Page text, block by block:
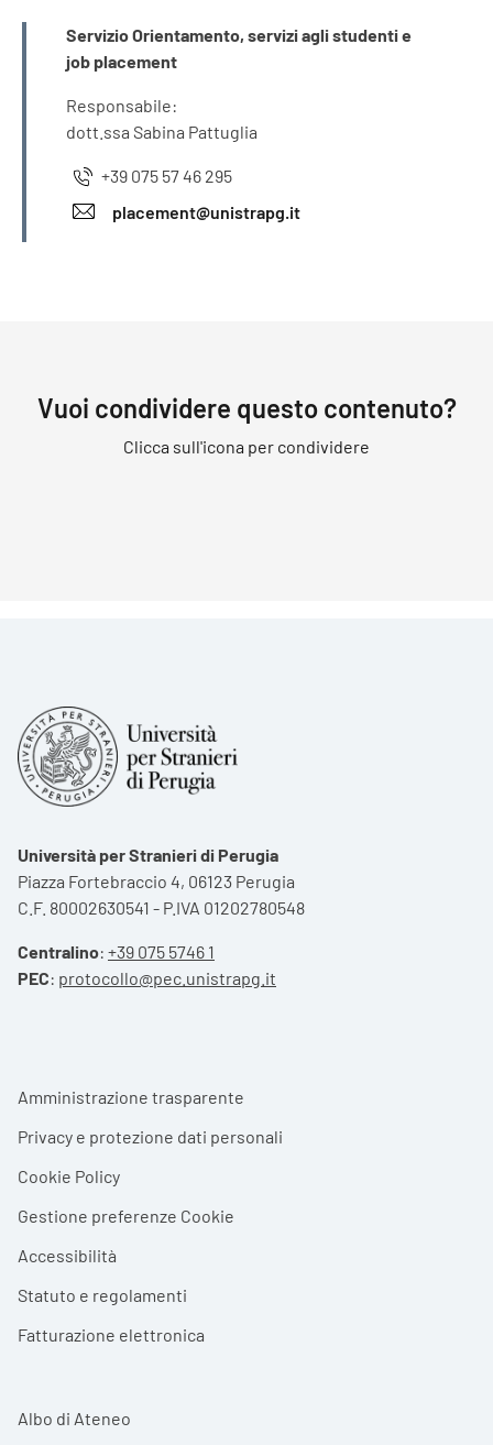
INFORMAZIONI
Servizio Orientamento, servizi agli studenti e
job placement
Responsabile:
dott.ssa Sabina Pattuglia
+39 075 57 46 295
placement@unistrapg.it
Vuoi condividere questo contenuto?
Clicca sull'icona per condividere
Università per Stranieri di Perugia
Piazza Fortebraccio 4, 06123 Perugia
C.F. 80002630541 - P.IVA 01202780548
Centralino: +39 075 5746 1
PEC: protocollo@pec.unistrapg.it
Footer menu
Amministrazione trasparente
Privacy e protezione dati personali
Cookie Policy
Gestione preferenze Cookie
Accessibilità
Statuto e regolamenti
Fatturazione elettronica
Albo di Ateneo